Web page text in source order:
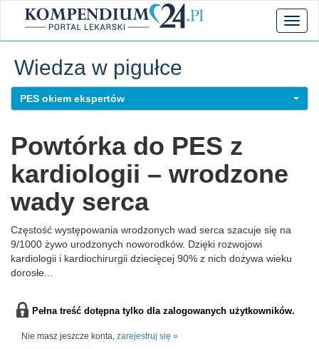
Wiedza w pigułce
PES okiem ekspertów
Powtórka do PES z
kardiologii – wrodzone
wady serca
Częstość występowania wrodzonych wad serca szacuje się na
9/1000 żywo urodzonych noworodków. Dzięki rozwojowi
kardiologii i kardiochirurgii dziecięcej 90% z nich dożywa wieku
dorosłe...
Pełna treść dotępna tylko dla zalogowanych użytkowników.
Nie masz jeszcze konta, zarejestruj się »